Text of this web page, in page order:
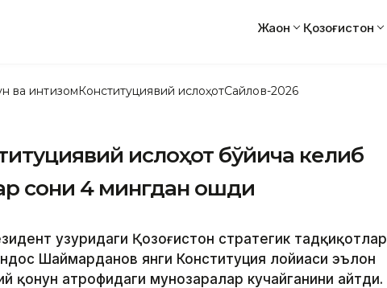
Жаҳон Қозоғистон
ва интизомКонституциявий ислоҳотСайлов-2026
ислоҳот бўйича келиб
сони 4 мингдан ошди
ҳузуридаги Қозоғистон стратегик тадқиқотлар
Шаймарданов янги Конституция лойиҳаси эълон
қонун атрофидаги мунозаралар кучайганини айтди.